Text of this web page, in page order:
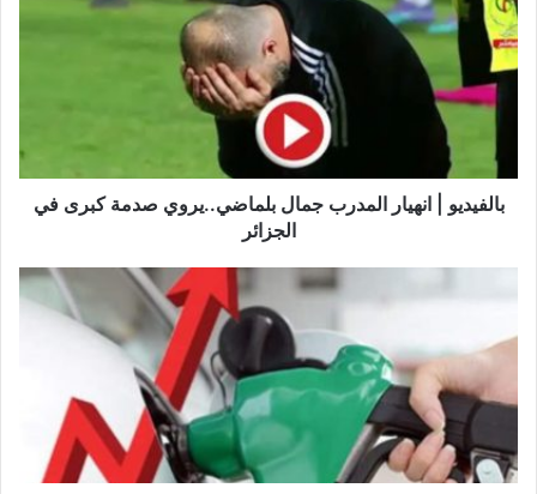
انهيار
المدرب
جمال
بلماضي..يروي
صدمة
كبرى
في
الجزائر
بالفيديو | انهيار المدرب جمال بلماضي..يروي صدمة كبرى في
الجزائر
أسعــار
المحروقات
من
منتصف